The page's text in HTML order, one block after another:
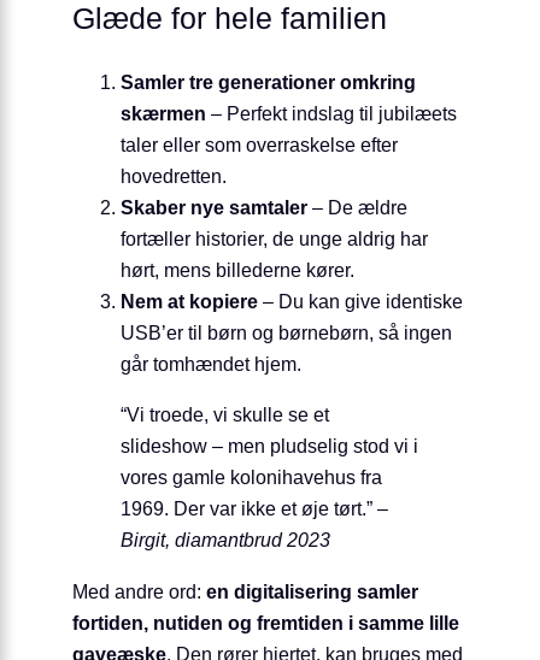
Glæde for hele familien
Samler tre generationer omkring
skærmen – Perfekt indslag til jubilæets
taler eller som overraskelse efter
hovedretten.
Skaber nye samtaler – De ældre
fortæller historier, de unge aldrig har
hørt, mens billederne kører.
Nem at kopiere – Du kan give identiske
USB’er til børn og børnebørn, så ingen
går tomhændet hjem.
“Vi troede, vi skulle se et
slideshow – men pludselig stod vi i
vores gamle kolonihavehus fra
1969. Der var ikke et øje tørt.” –
Birgit, diamantbrud 2023
Med andre ord: en digitalisering samler
fortiden, nutiden og fremtiden i samme lille
gaveæske. Den rører hjertet, kan bruges med